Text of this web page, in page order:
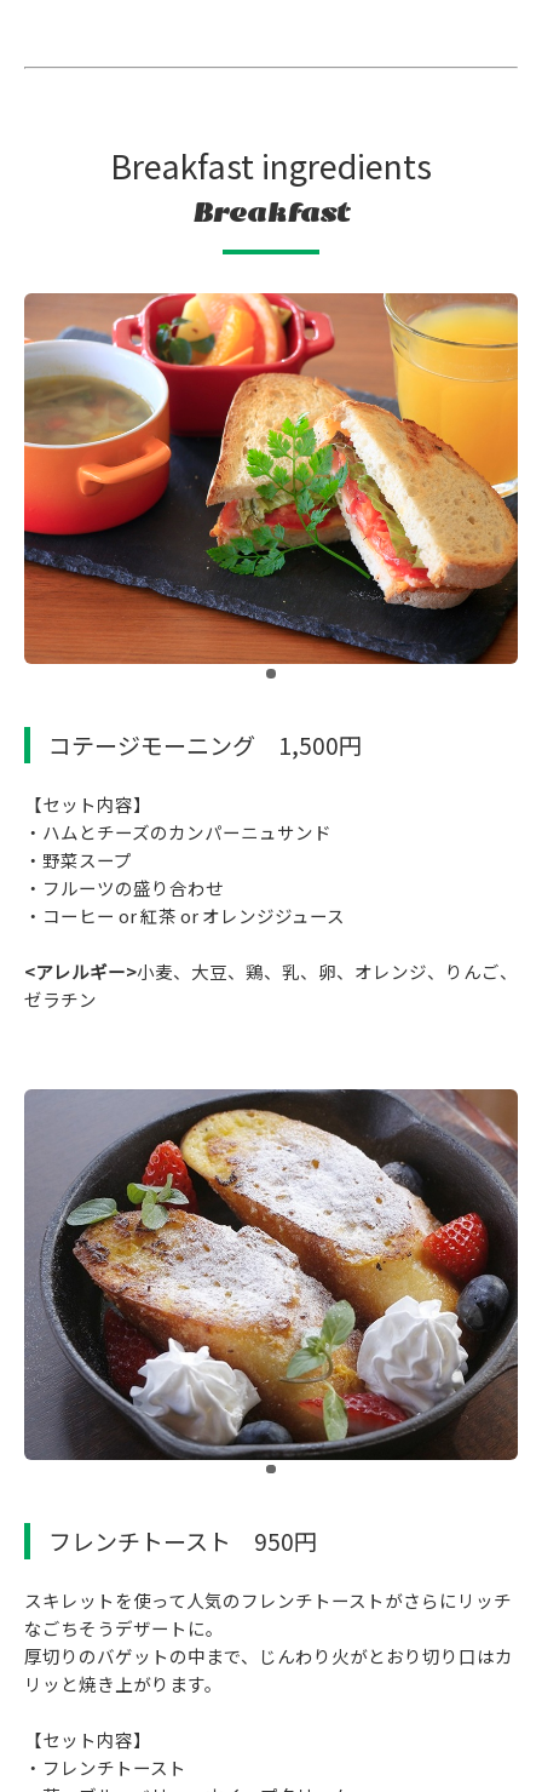
Breakfast ingredients
Breakfast
コテージモーニング 1,500円
【セット内容】
・ハムとチーズのカンパーニュサンド
・野菜スープ
・フルーツの盛り合わせ
・コーヒー or 紅茶 or オレンジジュース
<アレルギー>小麦、大豆、鶏、乳、卵、オレンジ、りんご、
ゼラチン
フレンチトースト 950円
スキレットを使って人気のフレンチトーストがさらにリッチ
なごちそうデザートに。
厚切りのバゲットの中まで、じんわり火がとおり切り口はカ
リッと焼き上がります。
【セット内容】
・フレンチトースト